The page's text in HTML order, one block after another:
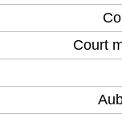
Court